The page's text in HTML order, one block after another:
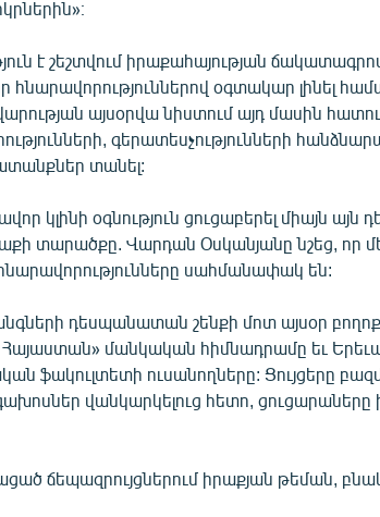
է շեշտվում իրաքահայության
հնարավորություններով օգտակար լինել
այսօրվա նիստում այդ մասին
գերատեսչությունների
տանել:
կլինի օգնություն ցուցաբերել միայն այն
տարածքը. Վարդան Օսկանյանը նշեց, որ
սահմանափակ են:
դեսպանատան շենքի մոտ այսօր
Հայաստան» մանկական հիմնադրամը եւ
ֆակուլտետի ուսանողները: Ցույցերը
վանկարկելուց հետո,
ճեպազրույցներում իրաքյան թեման,